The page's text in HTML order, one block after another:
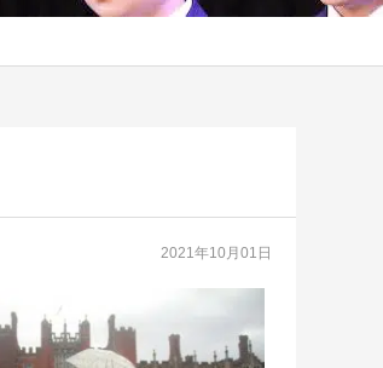
2021年10月01日